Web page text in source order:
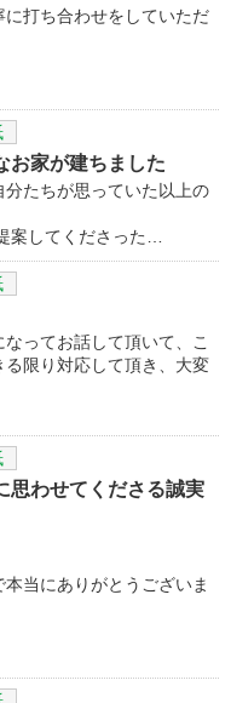
打ち合わせをしていただ
お家が建ちました
たちが思っていた以上の
案してくださった…
ってお話して頂いて、こ
限り対応して頂き、大変
思わせてくださる誠実
当にありがとうございま